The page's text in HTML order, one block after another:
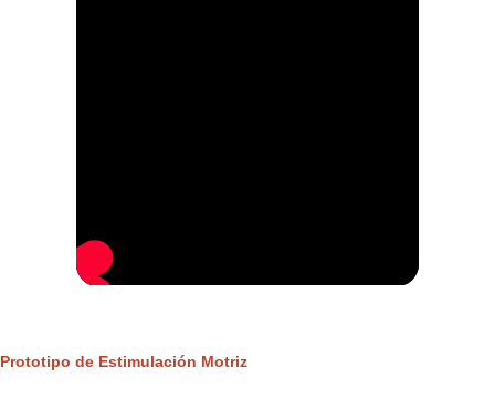
Prototipo de Estimulación Motriz